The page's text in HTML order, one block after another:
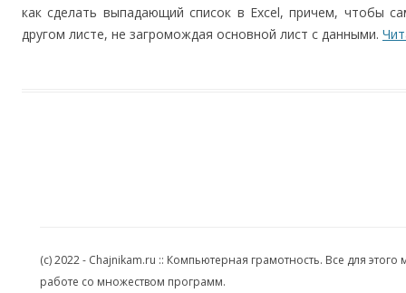
как сделать выпадающий список в Excel, причем, чтобы
другом листе, не загромождая основной лист с данными.
(c) 2022 - Chajnikam.ru :: Компьютерная грамотность. Все для
работе со множеством программ.